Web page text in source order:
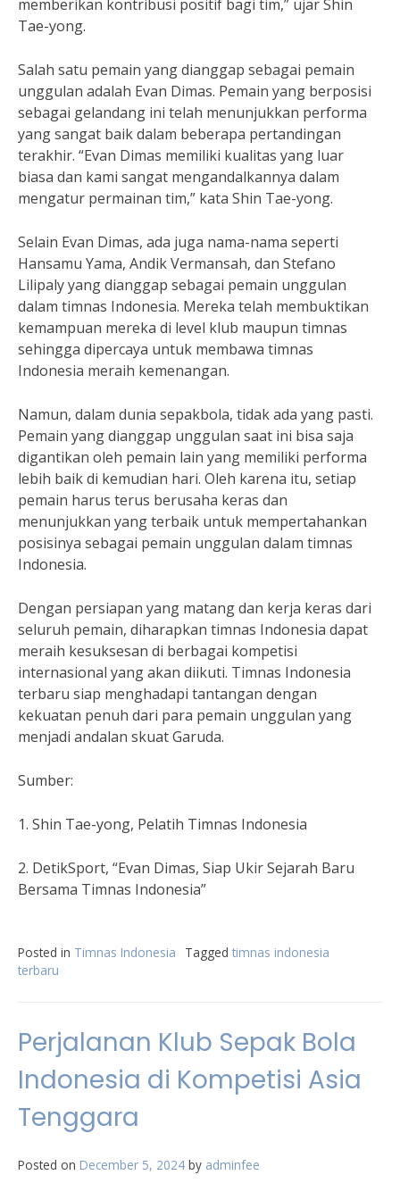
memberikan kontribusi positif bagi tim,” ujar Shin
Tae-yong.
Salah satu pemain yang dianggap sebagai pemain
unggulan adalah Evan Dimas. Pemain yang berposisi
sebagai gelandang ini telah menunjukkan performa
yang sangat baik dalam beberapa pertandingan
terakhir. “Evan Dimas memiliki kualitas yang luar
biasa dan kami sangat mengandalkannya dalam
mengatur permainan tim,” kata Shin Tae-yong.
Selain Evan Dimas, ada juga nama-nama seperti
Hansamu Yama, Andik Vermansah, dan Stefano
Lilipaly yang dianggap sebagai pemain unggulan
dalam timnas Indonesia. Mereka telah membuktikan
kemampuan mereka di level klub maupun timnas
sehingga dipercaya untuk membawa timnas
Indonesia meraih kemenangan.
Namun, dalam dunia sepakbola, tidak ada yang pasti.
Pemain yang dianggap unggulan saat ini bisa saja
digantikan oleh pemain lain yang memiliki performa
lebih baik di kemudian hari. Oleh karena itu, setiap
pemain harus terus berusaha keras dan
menunjukkan yang terbaik untuk mempertahankan
posisinya sebagai pemain unggulan dalam timnas
Indonesia.
Dengan persiapan yang matang dan kerja keras dari
seluruh pemain, diharapkan timnas Indonesia dapat
meraih kesuksesan di berbagai kompetisi
internasional yang akan diikuti. Timnas Indonesia
terbaru siap menghadapi tantangan dengan
kekuatan penuh dari para pemain unggulan yang
menjadi andalan skuat Garuda.
Sumber:
1. Shin Tae-yong, Pelatih Timnas Indonesia
2. DetikSport, “Evan Dimas, Siap Ukir Sejarah Baru
Bersama Timnas Indonesia”
Posted in Timnas Indonesia Tagged timnas indonesia
terbaru
Perjalanan Klub Sepak Bola
Indonesia di Kompetisi Asia
Tenggara
Posted on December 5, 2024 by adminfee